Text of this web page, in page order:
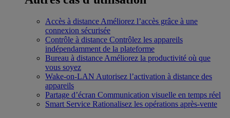
Accès à distance Améliorez l’accès grâce à une
connexion sécurisée
Contrôle à distance Contrôlez les appareils
indépendamment de la plateforme
Bureau à distance Améliorez la productivité où que
vous soyez
Wake-on-LAN Autorisez l’activation à distance des
appareils
Partage d’écran Communication visuelle en temps réel
Smart Service Rationalisez les opérations après-vente